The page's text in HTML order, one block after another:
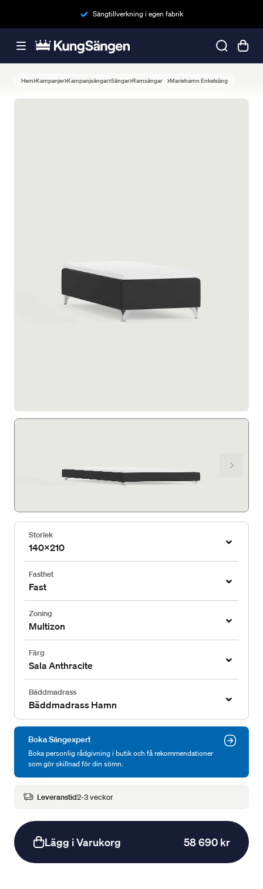
Sängtillverkning i egen fabrik
Hem Kampanjer Kampanjsängar Sängar Ramsängar Mariehamn Enkelsäng
Storlek
140x210
Fasthet
Fast
Zoning
Multizon
Färg
Sala Anthracite
Bäddmadrass
Bäddmadrass Hamn
Boka Sängexpert
Boka personlig rådgivning i butik och få rekommendationer
som gör skillnad för din sömn.
Leveranstid2-3 veckor
Lägg i Varukorg 58 690 kr